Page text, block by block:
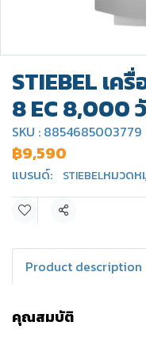
STIEBEL เค
8 EC 8,000
SKU : 8854685003779
฿9,590
แบรนด์: STIEBELหมวดห
แชร์
Product description
คุณสมบัติ